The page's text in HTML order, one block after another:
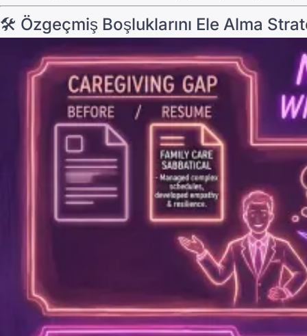
🛠️ Özgeçmiş Boşluklarını Ele Alma